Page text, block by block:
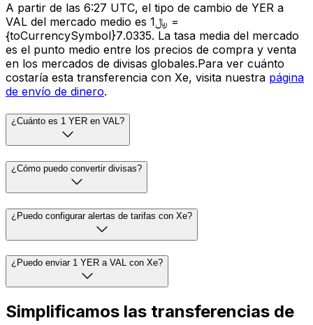
A partir de las 6:27 UTC, el tipo de cambio de YER a
VAL del mercado medio es ﷼1 =
{toCurrencySymbol}7.0335. La tasa media del mercado
es el punto medio entre los precios de compra y venta
en los mercados de divisas globales.Para ver cuánto
costaría esta transferencia con Xe, visita nuestra página
de envío de dinero.
¿Cuánto es 1 YER en VAL?
¿Cómo puedo convertir divisas?
¿Puedo configurar alertas de tarifas con Xe?
¿Puedo enviar 1 YER a VAL con Xe?
Simplificamos las transferencias de